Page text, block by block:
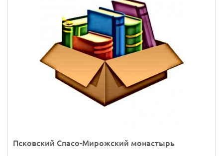
Псковский Спасо-Мирожский монастырь